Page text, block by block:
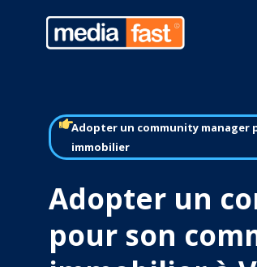
Adopter un community manager
immobilier
Adopter un
pour son